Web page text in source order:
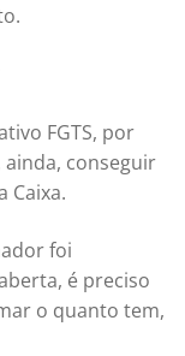
FGTS, por
conseguir
Caixa.
foi
é preciso
o quanto tem,